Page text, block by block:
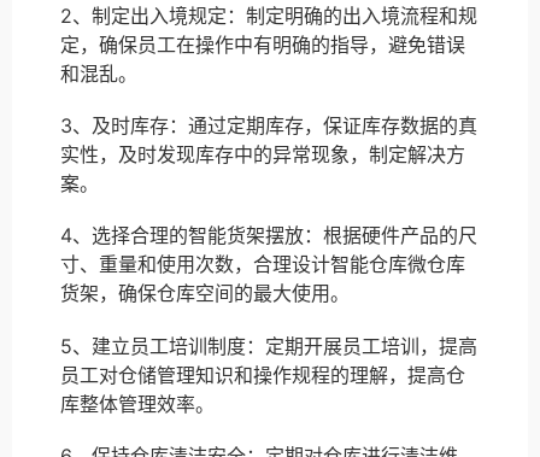
2、制定出入境规定：制定明确的出入境流程和规
定，确保员工在操作中有明确的指导，避免错误
和混乱。
3、及时库存：通过定期库存，保证库存数据的真
实性，及时发现库存中的异常现象，制定解决方
案。
4、选择合理的智能货架摆放：根据硬件产品的尺
寸、重量和使用次数，合理设计智能仓库微仓库
货架，确保仓库空间的最大使用。
5、建立员工培训制度：定期开展员工培训，提高
员工对仓储管理知识和操作规程的理解，提高仓
库整体管理效率。